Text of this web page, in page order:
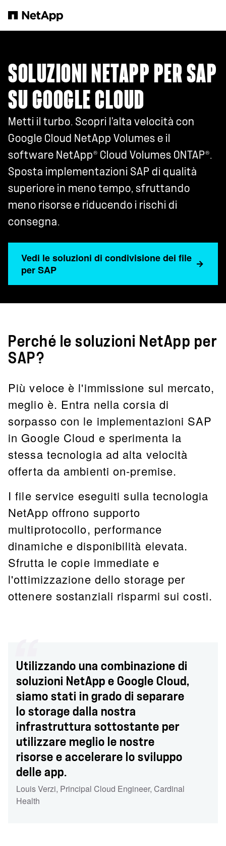
SOLUZIONI NETAPP PER SAP
SU GOOGLE CLOUD
Metti il turbo. Scopri l'alta velocità con
Google Cloud NetApp Volumes e il
software NetApp® Cloud Volumes ONTAP®.
Sposta implementazioni SAP di qualità
superiore in meno tempo, sfruttando
meno risorse e riducendo i rischi di
consegna.
Vedi le soluzioni di condivisione dei file
per SAP
Perché le soluzioni NetApp per
SAP?
Più veloce è l'immissione sul mercato,
meglio è. Entra nella corsia di
sorpasso con le implementazioni SAP
in Google Cloud e sperimenta la
stessa tecnologia ad alta velocità
offerta da ambienti on-premise.
I file service eseguiti sulla tecnologia
NetApp offrono supporto
multiprotocollo, performance
dinamiche e disponibilità elevata.
Sfrutta le copie immediate e
l'ottimizzazione dello storage per
ottenere sostanziali risparmi sui costi.
Utilizzando una combinazione di
soluzioni NetApp e Google Cloud,
siamo stati in grado di separare
lo storage dalla nostra
infrastruttura sottostante per
utilizzare meglio le nostre
risorse e accelerare lo sviluppo
delle app.
Louis Verzi, Principal Cloud Engineer, Cardinal
Health